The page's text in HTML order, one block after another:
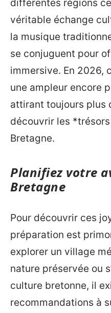
différentes régions
véritable échange
la musique
se conjuguent pour
immersive. En 2026,
une ampleur encore
attirant toujours plus
découvrir les
Bretagne.
Planifiez votre
Bretagne
Pour découvrir ces
préparation est
explorer un village
nature préservée ou
culture bretonne, il
recommandations à